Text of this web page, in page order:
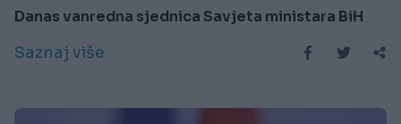
Danas vanredna sjednica Savjeta ministara BiH
Saznaj više